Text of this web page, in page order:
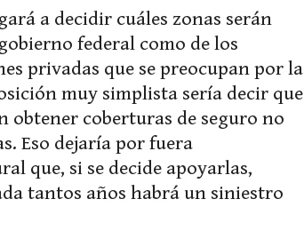
a decidir cuáles zonas serán
federal como de los
privadas que se preocupan por la
muy simplista sería decir que
obtener coberturas de seguro no
Eso dejaría por fuera
que, si se decide apoyarlas,
tantos años habrá un siniestro